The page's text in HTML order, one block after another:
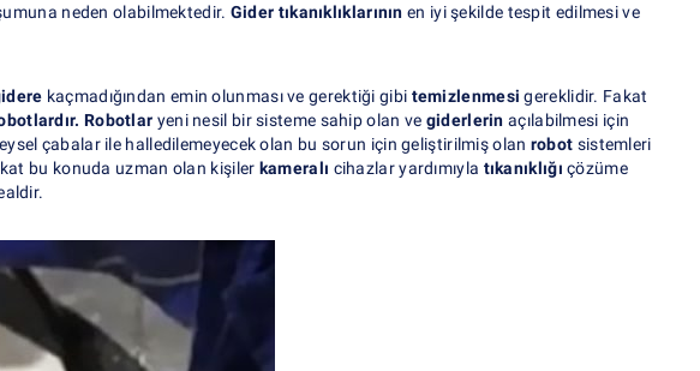
neden olabilmektedir. Gider tıkanıklıklarının en iyi şekilde tespit edilmesi ve
kaçmadığından emin olunması ve gerektiği gibi temizlenmesi gereklidir. Fakat
Robotlar yeni nesil bir sisteme sahip olan ve giderlerin açılabilmesi için
çabalar ile halledilemeyecek olan bu sorun için geliştirilmiş olan robot sistemleri
bu konuda uzman olan kişiler kameralı cihazlar yardımıyla tıkanıklığı çözüme